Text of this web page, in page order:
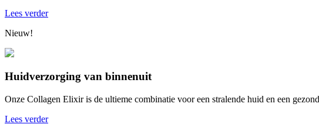
Lees verder
Nieuw!
Huidverzorging van binnenuit
Onze Collagen Elixir is de ultieme combinatie voor een stralende huid en een
Lees verder